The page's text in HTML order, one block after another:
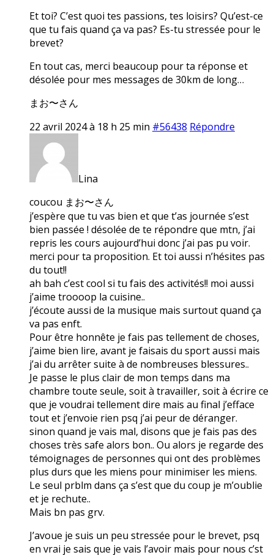
Et toi? C’est quoi tes passions, tes loisirs? Qu’est-ce
que tu fais quand ça va pas? Es-tu stressée pour le
brevet?
En tout cas, merci beaucoup pour ta réponse et
désolée pour mes messages de 30km de long…
まお〜さん
22 avril 2024 à 18 h 25 min #56438 Répondre
Lina
coucou まお〜さん
j’espère que tu vas bien et que t’as journée s’est
bien passée ! désolée de te répondre que mtn, j’ai
repris les cours aujourd’hui donc j’ai pas pu voir.
merci pour ta proposition. Et toi aussi n’hésites pas
du tout!!
ah bah c’est cool si tu fais des activités!! moi aussi
j’aime troooop la cuisine..
j’écoute aussi de la musique mais surtout quand ça
va pas enft.
Pour être honnête je fais pas tellement de choses,
j’aime bien lire, avant je faisais du sport aussi mais
j’ai du arrêter suite à de nombreuses blessures..
Je passe le plus clair de mon temps dans ma
chambre toute seule, soit à travailler, soit à écrire ce
que je voudrai tellement dire mais au final j’efface
tout et j’envoie rien psq j’ai peur de déranger.
sinon quand je vais mal, disons que je fais pas des
choses très safe alors bon.. Ou alors je regarde des
témoignages de personnes qui ont des problèmes
plus durs que les miens pour minimiser les miens.
Le seul prblm dans ça s’est que du coup je m’oublie
et je rechute..
Mais bn pas grv.
J’avoue je suis un peu stressée pour le brevet, psq
en vrai je sais que je vais l’avoir mais pour nous c’st